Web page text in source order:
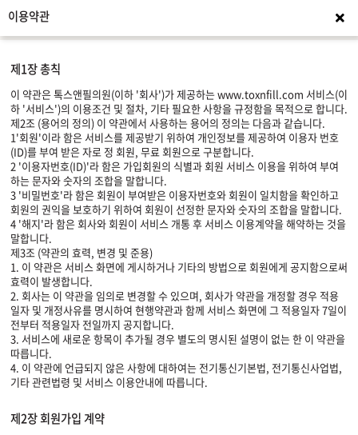
이용약관 이
제1장 총칙
이 약관은 톡스앤필의원(이하 '회사')가 제공하는 www.toxnfill.com 서비스(이
하 '서비스')의 이용조건 및 절차, 기타 필요한 사항을 규정함을 목적으로 합니다.
제2조 (용어의 정의) 이 약관에서 사용하는 용어의 정의는 다음과 같습니다.
1'회원'이라 함은 서비스를 제공받기 위하여 개인정보를 제공하여 이용자 번호
(ID)를 부여 받은 자로 정 회원, 무료 회원으로 구분합니다.
2 '이용자번호(ID)'라 함은 가입회원의 식별과 회원 서비스 이용을 위하여 부여
하는 문자와 숫자의 조합을 말합니다.
3 '비밀번호'라 함은 회원이 부여받은 이용자번호와 회원이 일치함을 확인하고
회원의 권익을 보호하기 위하여 회원이 선정한 문자와 숫자의 조합을 말합니다.
4 '해지'라 함은 회사와 회원이 서비스 개통 후 서비스 이용계약을 해약하는 것을
말합니다.
제3조 (약관의 효력, 변경 및 준용)
1. 이 약관은 서비스 화면에 게시하거나 기타의 방법으로 회원에게 공지함으로써
효력이 발생합니다.
2. 회사는 이 약관을 임의로 변경할 수 있으며, 회사가 약관을 개정할 경우 적용
일자 및 개정사유를 명시하여 현행약관과 함께 서비스 화면에 그 적용일자 7일이
전부터 적용일자 전일까지 공지합니다.
3. 서비스에 새로운 항목이 추가될 경우 별도의 명시된 설명이 없는 한 이 약관을
따릅니다.
4. 이 약관에 언급되지 않은 사항에 대하여는 전기통신기본법, 전기통신사업법,
기타 관련법령 및 서비스 이용안내에 따릅니다.
제2장 회원가입 계약